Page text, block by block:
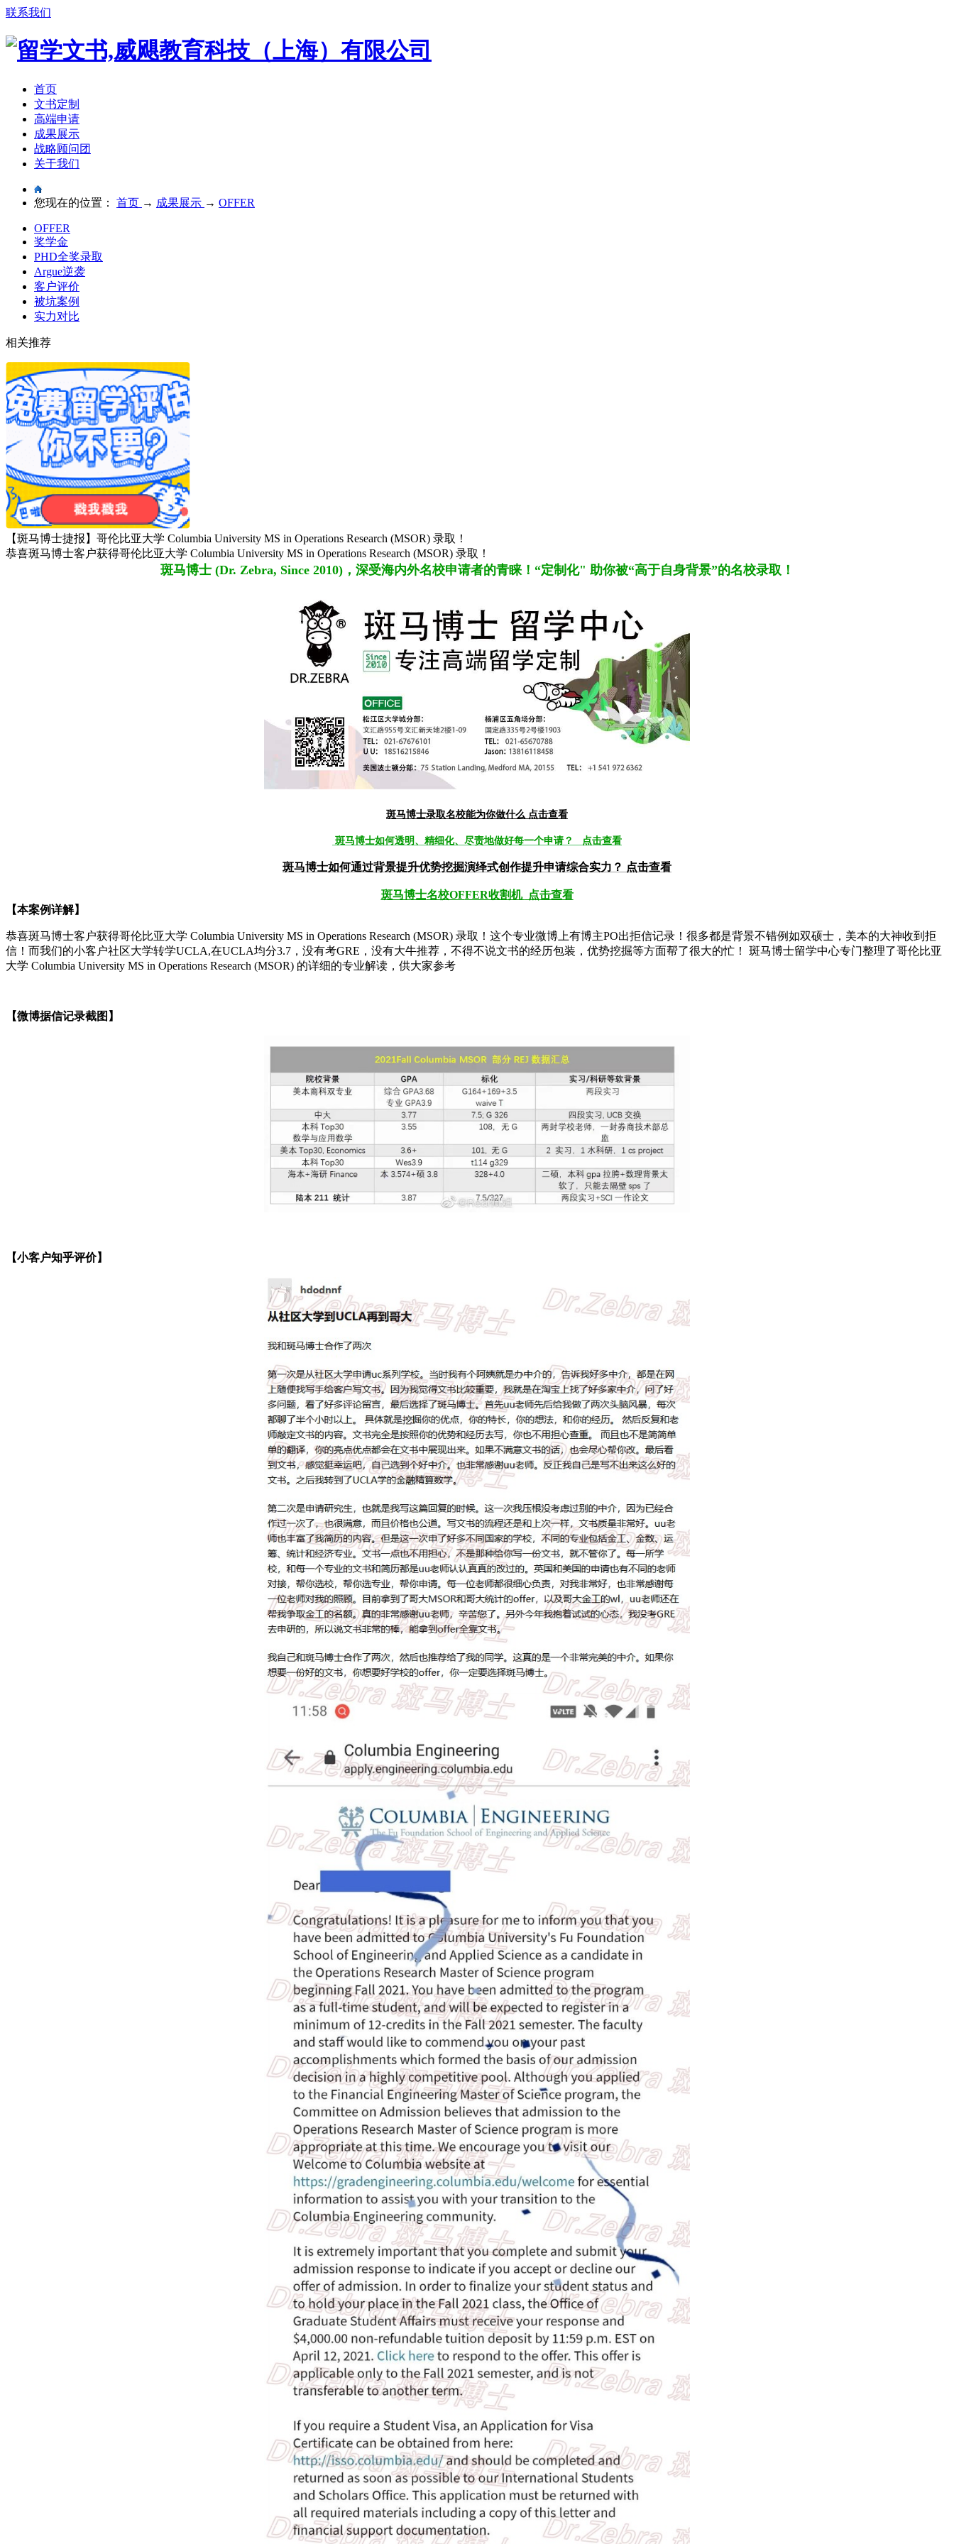
联系我们
首页
文书定制
高端申请
成果展示
战略顾问团
关于我们
您现在的位置： 首页 → 成果展示 → OFFER
OFFER
奖学金
PHD全奖录取
Argue逆袭
客户评价
被坑案例
实力对比
相关推荐
【斑马博士捷报】哥伦比亚大学 Columbia University MS in Operations Research (MSOR) 录取！
恭喜斑马博士客户获得哥伦比亚大学 Columbia University MS in Operations Research (MSOR) 录取！
斑马博士 (Dr. Zebra, Since 2010)， 深受海内外名校申请者的青睐！“定制化" 助你被“高于自身背景”的名校录取 ！
斑马博士录取名校能为你做什么 点击查看
斑马博士如何透明、精细化、尽责地做好每一个申请？ 点击查看
斑马博士如何通过背景提升优势挖掘演绎式创作提升申请综合实力？ 点击查看
斑马博士名校OFFER收割机 点击查看
【本案例详解】
恭喜斑马博士客户获得哥伦比亚大学 Columbia University MS in Operations Research (MSOR) 录取！ 这个专业微博上有博主PO出拒信记录！很多都是背景不错例如双硕士，美本的大神收到拒
信！而我们的小客户社区大学转学UCLA,在UCLA均分3.7，没有考GRE，没有大牛推荐，不得不说文书的经历包装，优势挖掘等方面帮了很大的忙！
斑马博士留学中心专门整理了哥伦比亚
大学 Columbia University MS in Operations Research (MSOR) 的详细的专业解读，供大家参考
【微博据信记录截图】
【小客户知乎评价】